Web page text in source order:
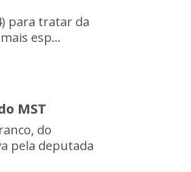
para tratar da
esp...
MST
do
pela deputada